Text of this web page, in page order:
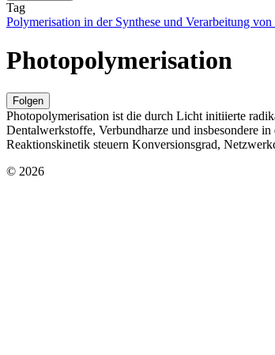
Tag
Polymerisation in der Synthese und Verarbeitung von
Photopolymerisation
Folgen
Photopolymerisation ist die durch Licht initiierte
Dentalwerkstoffe, Verbundharze und insbesondere
Reaktionskinetik steuern Konversionsgrad,
© 2026